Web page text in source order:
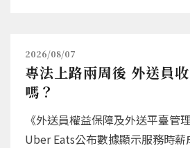
2026/08/07
專法上路兩周後 外送員
嗎？
《外送員權益保障及外送平臺管
Uber Eats公布數據顯示服務時